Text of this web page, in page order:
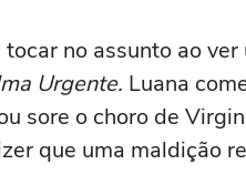
no assunto ao
Urgente. Luana
sore o choro de
que uma maldição